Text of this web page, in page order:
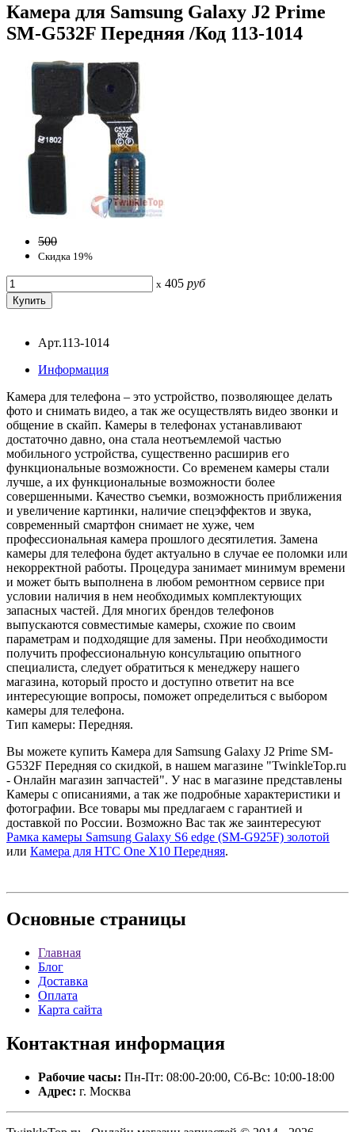
Камера для Samsung Galaxy J2 Prime
SM-G532F Передняя /Код 113-1014
500
Скидка 19%
x 405 руб
Арт.113-1014
Информация
Камера для телефона – это устройство, позволяющее делать
фото и снимать видео, а так же осуществлять видео звонки и
общение в скайп. Камеры в телефонах устанавливают
достаточно давно, она стала неотъемлемой частью
мобильного устройства, существенно расширив его
функциональные возможности. Со временем камеры стали
лучше, а их функциональные возможности более
совершенными. Качество съемки, возможность приближения
и увеличение картинки, наличие спецэффектов и звука,
современный смартфон снимает не хуже, чем
профессиональная камера прошлого десятилетия. Замена
камеры для телефона будет актуально в случае ее поломки или
некорректной работы. Процедура занимает минимум времени
и может быть выполнена в любом ремонтном сервисе при
условии наличия в нем необходимых комплектующих
запасных частей. Для многих брендов телефонов
выпускаются совместимые камеры, схожие по своим
параметрам и подходящие для замены. При необходимости
получить профессиональную консультацию опытного
специалиста, следует обратиться к менеджеру нашего
магазина, который просто и доступно ответит на все
интересующие вопросы, поможет определиться с выбором
камеры для телефона.
Тип камеры: Передняя.
Вы можете купить Камера для Samsung Galaxy J2 Prime SM-
G532F Передняя со скидкой, в нашем магазине "TwinkleTop.ru
- Онлайн магазин запчастей". У нас в магазине представлены
Камеры с описаниями, а так же подробные характеристики и
фотографии. Все товары мы предлагаем с гарантией и
доставкой по России. Возможно Вас так же заинтересуют
Рамка камеры Samsung Galaxy S6 edge (SM-G925F) золотой
или Камера для HTC One X10 Передняя.
Основные страницы
Главная
Блог
Доставка
Оплата
Карта сайта
Контактная информация
Рабочие часы: Пн-Пт: 08:00-20:00, Сб-Вс: 10:00-18:00
Адрес: г. Москва